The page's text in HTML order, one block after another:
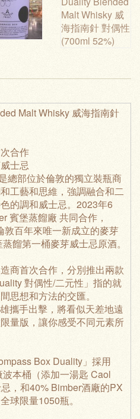
Malt Whisky 威海指南針
合作
士忌
總部位於倫敦的獨立裝瓶商
工藝和思維，強調融合和二
的調和威士忌。2023年6
賓堡蒸餾廠 共同合作，
百年來唯一新成立的麥芽
餾第一桶麥芽威士忌原酒。
商首次合作，分別推出兩款
對偶性/二元性」指的就
思想和方法的交匯。
攜手出擊，將看似天差地遠
量版，讓你感受不同元素所
Box Duality」採用
本桶（添加一湯匙 Caol
，和40% Bimber酒廠的PX
球限量1050瓶。